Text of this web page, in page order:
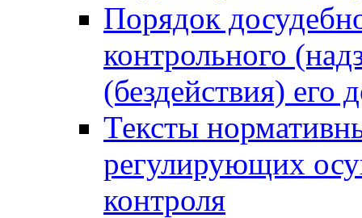
Порядок
контрольного
(бездействия)
Тексты
регулирующих
контроля